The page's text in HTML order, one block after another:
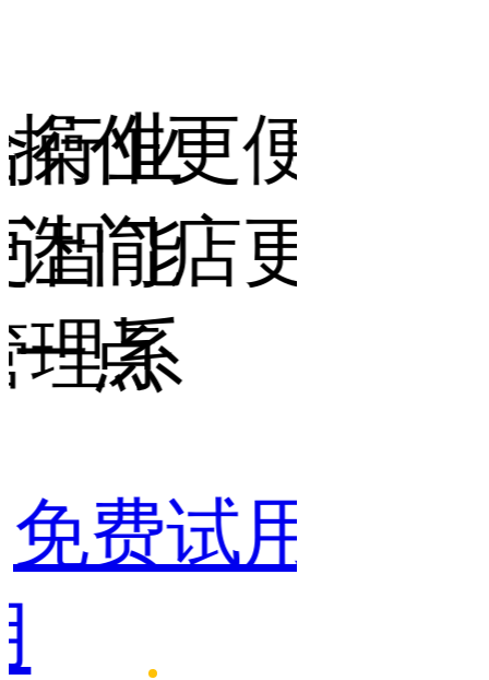
行业
智能
理系
操作更便捷，
让门店更省力
一点
免费试用